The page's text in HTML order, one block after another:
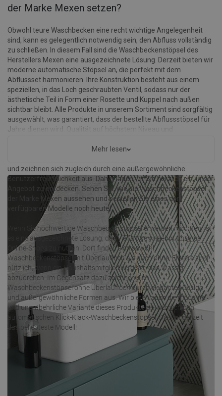
der Marke Mexen setzen?
Obwohl teure Waschbecken eine recht wichtige Angelegenheit
sind, kann es gelegentlich notwendig sein, den Abfluss vollständig
zu schließen. In diesem Fall sind die Waschbeckenstöpsel des
Herstellers Mexen eine ausgezeichnete Lösung. Derzeit bieten wir
moderne automatische Stöpsel an, die perfekt mit dem
Abflussset harmonieren. Ihre Konstruktion besteht aus einem
speziellen, in das Loch geschraubten Ventil, sodass nur der
ästhetische Teil in Form einer Rosette und Kuppel nach außen
sichtbar bleibt. Alle Produkte in unserem Sortiment sind sorgfältig
ausgewählt, was garantiert, dass der bestellte Abflussstöpsel für
Jahre dienen wird. Qualität auf höchstem Niveau und
Prioritäten unserer Marke. Die Waschbeckenstöpsel von Mexen in
und zeichnen sich zugleich durch eine außergewöhnliche
Benutzerfreundlichkeit aus. Daher laden wir Sie herzlich ein, unser
Angebot zu entdecken. Sehen Sie, wie die Waschbeckenstöpsel
der Marke Mexen aussehen und bestellen Sie eines der
verfügbaren Modelle noch heute!
Wenn Sie hochwertige Waschbeckenstöpsel erwerben möchten, ist
es eine ausgezeichnete Lösung, das vielfältige Angebot unseres
Online-Shops zu nutzen. Dort finden sich sowohl
Waschbeckenstöpsel mit Überlaufloch als auch ohne. Erstere sind
nützlich, wenn ein Haushaltsmitglied vergisst, das Wasser
abzudrehen. Im Gegensatz dazu zeichnen sich
Waschbeckenstöpsel ohne Überlaufloch durch elegantes Design
und außergewöhnliche Formen aus. Wir bieten auch die moderne
und unentbehrliche Variante dieses Produkts an, nämlich den
automatischen Klick-Klack-Waschbeckenstöpsel. Dies ist derzeit
das beliebteste Modell!
Mehr lesen